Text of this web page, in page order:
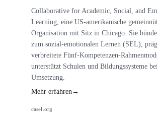
Collaborative for Academic, Social, and
Learning, eine US-amerikanische
Organisation mit Sitz in Chicago. Sie
zum sozial-emotionalen Lernen (SEL),
verbreitete Fünf-Kompetenzen-
unterstützt Schulen und Bildungssysteme
Umsetzung.
Mehr erfahren →
casel.org